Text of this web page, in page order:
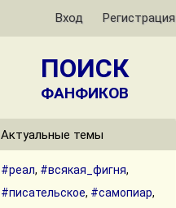
Вход Регистрация
ПОИСК
ФАНФИКОВ
Актуальные темы
#реал, #всякая_фигня,
#писательское, #самопиар,